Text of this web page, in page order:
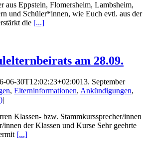
aus Eppstein, Flomersheim, Lambsheim,
und Schüler*innen, wie Euch evtl. aus der
die [...]
am 28.09.
06-30T12:02:23+02:0013. September
, Elterninformationen, Ankündigungen,
|
Klassen- bzw. Stammkurssprecher/innen
innen der Klassen und Kurse Sehr geehrte
[...]